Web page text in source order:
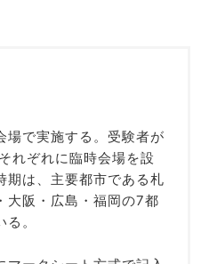
場で実施する。受験者が
れぞれに臨時会場を設
期は、主要都市である札
大阪・広島・福岡の7都
。